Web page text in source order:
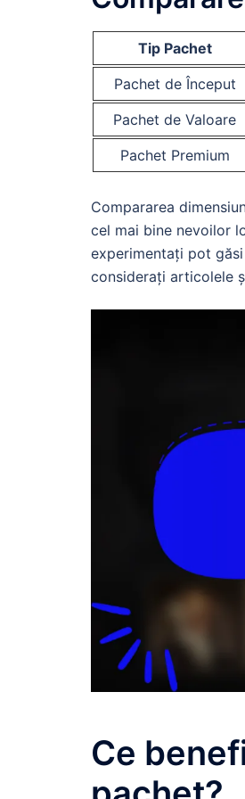
Tip Pachet
Pachet de Început
Pachet de Valoare
Pachet Premium
Compararea
cel mai bine nevoilor
experimentați pot
considerați articolele
Ce